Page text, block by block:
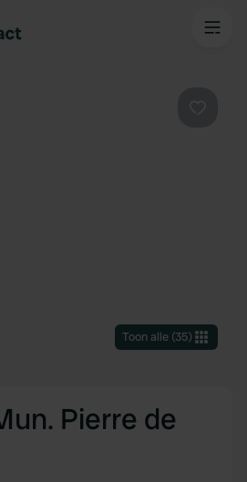
Toon alle(35)
Pierre de